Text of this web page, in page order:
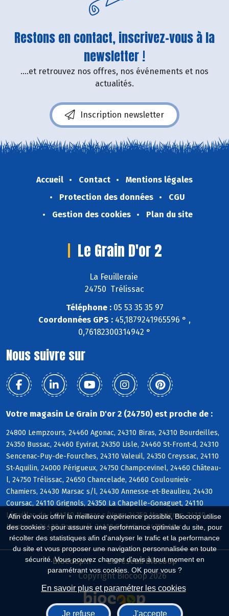
Afin de vous offrir la meilleure expérience possible, Biocoop utilise
des cookies : pour assurer une performance optimale du site, pour
récolter des statistiques afin d'analyser le trafic et la performance
du site et vous proposer une navigation personnalisée en toute
sécurité. Vous pouvez changer d'avis à tout moment en
paramétrant vos cookies. OK pour vous ?
En savoir plus et paramétrer les cookies
Je refuse J'accepte
Restons en contact, inscrivez-vous à la
newsletter !
....et retrouvez nos offres, nos événements et nos
actualités.
Inscription newsletter
Accueil Contact
Mentions légales
Protection des données
CGU
Gestion des cookies
Plan du site
Le Grain D'or 2
La Feuilleraie
24750 Trélissac
Téléphone :05 53 35 35 97
Coordonnées GPS : 45,1879241965596 ° ,
0,76182300314942 °
Nous suivre sur
Votre magasin Le Grain D'or 2 (24750) est proche de :
24800 Lempzours, 24460 Agonac, 24310 Biras, 24310 Bourdeilles,
24350 Bussac, 24460 Eyvirat, 24350 Lisle, 24460 St-Front-d, 24310
Sencenac-Puy-de-Fourches, 24310 Valeuil, 24350 Creyssac, 24110
St-Aquilin, 24000 Périgueux, 24750 Champcevinel, 24460 Château-
l, 24750 Trélissac, 24650 Chancelade, 24660 Coulounieix-
Chamiers, 24430 Marsac s/l, 24430 Annesse-et-Beaulieu, 24430
Coursac, 24110 Grignols, 24350 La Chapelle-Gonaguet, 24110
Léguillac-de-l, 24110 Manzac s/Vern, 24350 Mensignac, 24110
Montrem, 24430 Razac s/l, 24110 St-Astier, 24750 Atur
Biocoop.fr
Le réseau Biocoop
Copyright Biocoop 2026